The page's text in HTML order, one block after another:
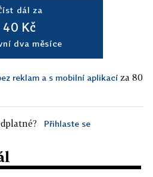
dál za
40 Kč
dva měsíce
reklam a s mobilní aplikací za 80
Přihlaste se